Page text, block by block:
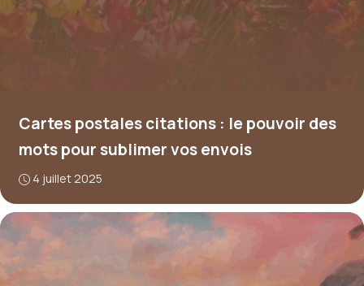
Cartes postales citations : le pouvoir des
mots pour sublimer vos envois
4 juillet 2025